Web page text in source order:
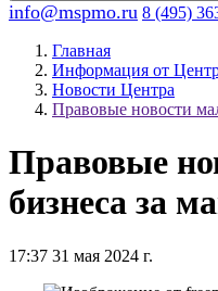
info@mspmo.ru 8 (495)
Главная
Информация от
Новости Центра
Правовые новости
Правовые
бизнеса за
17:37 31 мая 2024 г.